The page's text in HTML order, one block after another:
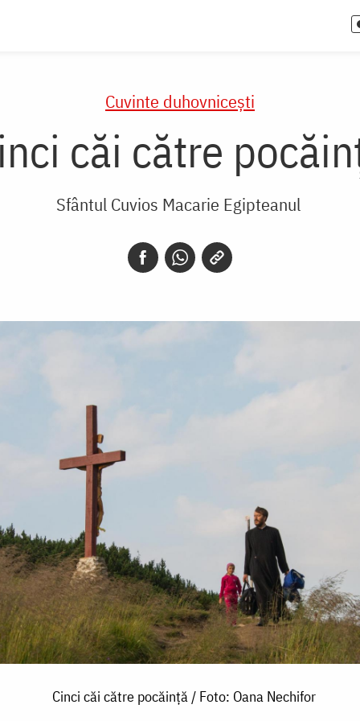
Cuvinte duhovnicești
căi către
Sfântul Cuvios Macarie Egipteanul
Cinci căi către pocăință / Foto: Oana Nechifor